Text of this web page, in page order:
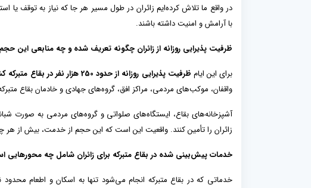
در واقع ما تلاش کرده‌ایم زائران در طول مسیر هر جا که نیاز به توقف یا
با آرامش و امنیت داشته باشند.
ظرفیت پذیرایی روزانه از زائران چگونه تعریف شده و چه منابعی این
برای این ایام ظرفیت پذیرایی روزانه از حدود 250هزار نفر در بقاع
واقفان، موکب‌های مردمی، مراکز افق، گروه‌های جهادی و خادمان بقاع
آشپزخانه‌های بقاع، ایستگاه‌های صلواتی و گروه‌های مردمی به صورت
زائران را تأمین کنند. واقعیت این است که این حجم از خدمت، بیش از
خدمات پیش‌بینی شده در بقاع متبرکه برای زائران شامل چه محورهایی
خدماتی که در بقاع متبرکه انجام می‌شود تنها به اسکان و اطعام